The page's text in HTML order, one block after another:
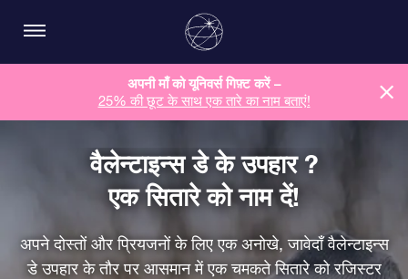
अपनी माँ को यूनिवर्स गिफ़्ट करें –
25% की छूट के साथ एक तारे का नाम बताएं!
वैलेन्टाइन्स डे के उपहार ?
एक सितारे को नाम दें!
अपने दोस्तों और प्रियजनों के लिए एक अनोखे, जावेदाँ वैलेन्टाइन्स
डे उपहार के तौर पर आसमान में एक चमकते सितारे को रजिस्टर